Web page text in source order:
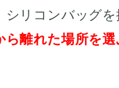
シリコンバッグ
ら離れた場所を